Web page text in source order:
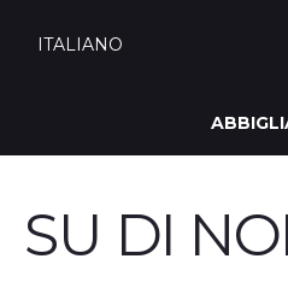
ITALIANO
SU DI